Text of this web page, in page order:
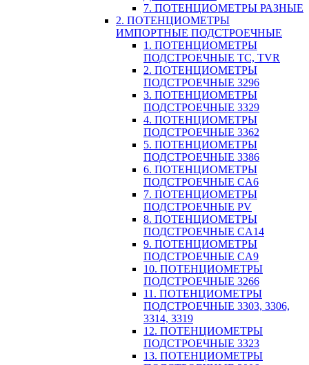
7. ПОТЕНЦИОМЕТРЫ РАЗНЫЕ
2. ПОТЕНЦИОМЕТРЫ
ИМПОРТНЫЕ ПОДСТРОЕЧНЫЕ
1. ПОТЕНЦИОМЕТРЫ
ПОДСТРОЕЧНЫЕ TC, TVR
2. ПОТЕНЦИОМЕТРЫ
ПОДСТРОЕЧНЫЕ 3296
3. ПОТЕНЦИОМЕТРЫ
ПОДСТРОЕЧНЫЕ 3329
4. ПОТЕНЦИОМЕТРЫ
ПОДСТРОЕЧНЫЕ 3362
5. ПОТЕНЦИОМЕТРЫ
ПОДСТРОЕЧНЫЕ 3386
6. ПОТЕНЦИОМЕТРЫ
ПОДСТРОЕЧНЫЕ CA6
7. ПОТЕНЦИОМЕТРЫ
ПОДСТРОЕЧНЫЕ PV
8. ПОТЕНЦИОМЕТРЫ
ПОДСТРОЕЧНЫЕ CA14
9. ПОТЕНЦИОМЕТРЫ
ПОДСТРОЕЧНЫЕ CA9
10. ПОТЕНЦИОМЕТРЫ
ПОДСТРОЕЧНЫЕ 3266
11. ПОТЕНЦИОМЕТРЫ
ПОДСТРОЕЧНЫЕ 3303, 3306,
3314, 3319
12. ПОТЕНЦИОМЕТРЫ
ПОДСТРОЕЧНЫЕ 3323
13. ПОТЕНЦИОМЕТРЫ